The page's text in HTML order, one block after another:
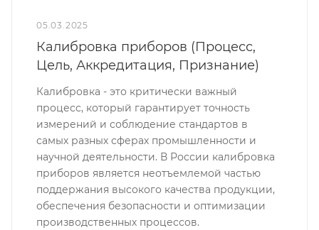
05.03.2025
Калибровка приборов (Процесс,
Цель, Аккредитация, Признание)
Калибровка - это критически важный
процесс, который гарантирует точность
измерений и соблюдение стандартов в
самых разных сферах промышленности и
научной деятельности. В России калибровка
приборов является неотъемлемой частью
поддержания высокого качества продукции,
обеспечения безопасности и оптимизации
производственных процессов.